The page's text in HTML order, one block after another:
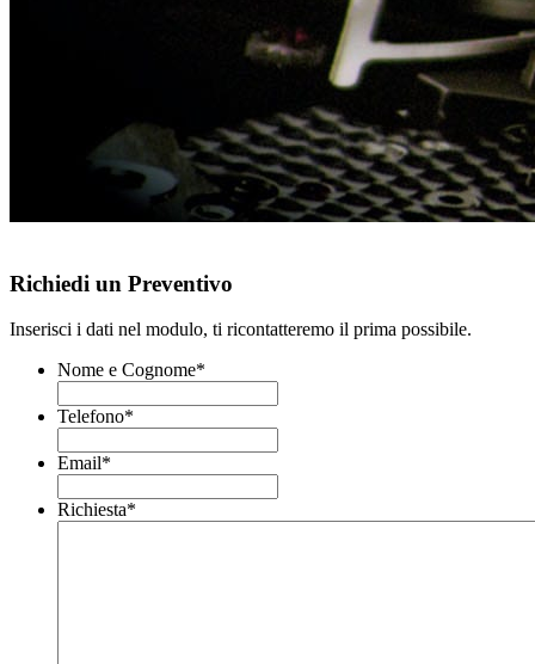
Richiedi un Preventivo
Inserisci i dati nel modulo, ti ricontatteremo il prima possibile.
Nome e Cognome*
Telefono*
Email*
Richiesta*